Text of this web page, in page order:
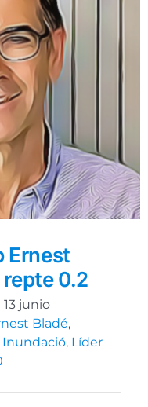
Ernest
0.2
13 junio
Bladé,
Inundació, Líder